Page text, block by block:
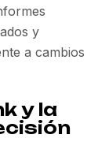
y
a cambios
y la